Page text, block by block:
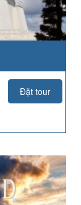
Đặt tour